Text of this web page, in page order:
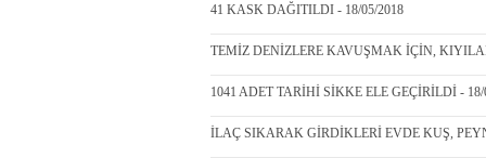
41 KASK DAĞITILDI - 18/05/2018
TEMİZ DENİZLERE KAVUŞMAK İÇİN,
1041 ADET TARİHİ SİKKE ELE GEÇİRİLDİ - 18/
İLAÇ SIKARAK GİRDİKLERİ EVDE KUŞ,